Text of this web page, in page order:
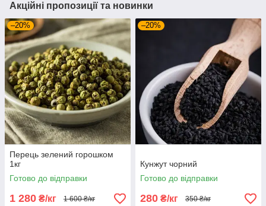
Акційні пропозиції та новинки
–20%
Перець зелений горошком
1кг
Готово до відправки
1 280 ₴/кг 1 600 ₴/кг
–20%
Кунжут чорний
Готово до відправки
280 ₴/кг 350 ₴/кг